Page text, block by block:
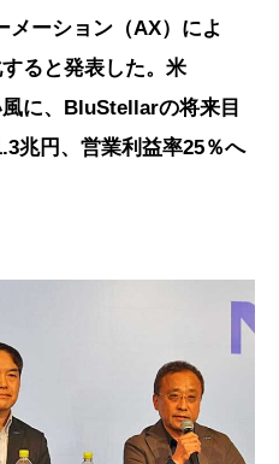
メーション（AX）によ
ると発表した。米
に、BluStellarの将来目
兆円、営業利益率25％へ